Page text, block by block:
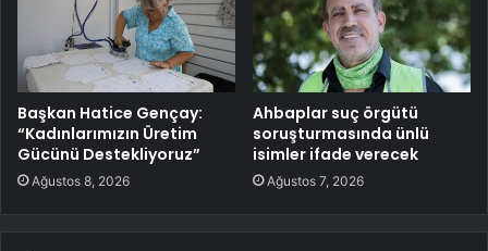
Başkan Hatice Gençay:
“Kadınlarımızın Üretim
Gücünü Destekliyoruz”
Ağustos 8, 2026
Ahbaplar suç örgütü
soruşturmasında ünlü
isimler ifade verecek
Ağustos 7, 2026